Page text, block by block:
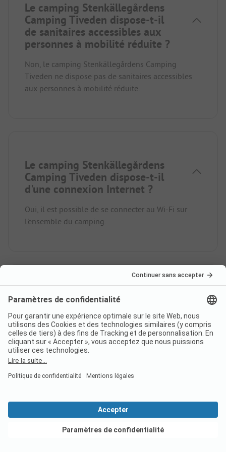
Le camping Stenkällegårdens
Camping Tiveden dispose-t-il
de sanitaires accessibles aux
personnes à mobilité réduite ?
Non, le camping Stenkällegårdens Camping
Tiveden ne dispose pas de sanitaires accessibles
aux personnes à mobilité réduite.
Le camping Stenkällegårdens
Camping Tiveden dispose-t-il
d'une connexion Internet ?
Oui, il est possible de se connecter au Wi-Fi sur
l'ensemble du camping.
Le camping Stenkällegårdens
Camping Tiveden a-t-il été
récompensé par un label ?
personnel à la réception du
camping Stenkällegårdens
Camping Tiveden ?
Voir les offres